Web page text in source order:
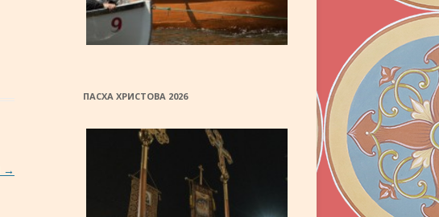
→
ПАСХА ХРИСТОВА 2026